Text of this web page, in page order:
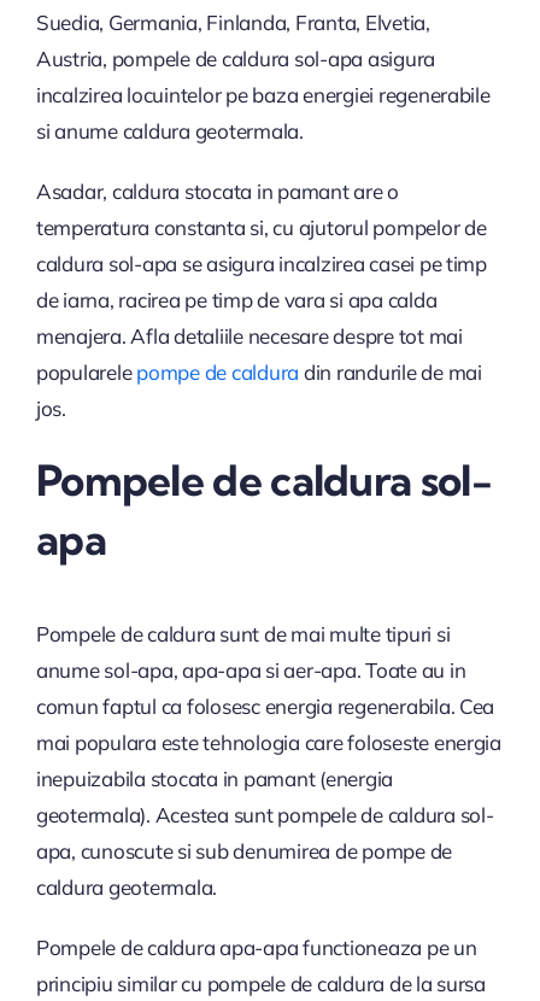
Suedia, Germania, Finlanda, Franta, Elvetia,
Austria, pompele de caldura sol-apa asigura
incalzirea locuintelor pe baza energiei regenerabile
si anume caldura geotermala.
Asadar, caldura stocata in pamant are o
temperatura constanta si, cu ajutorul pompelor de
caldura sol-apa se asigura incalzirea casei pe timp
de iarna, racirea pe timp de vara si apa calda
menajera. Afla detaliile necesare despre tot mai
popularelepompe de caldura din randurile de mai
jos.
Pompele de caldura sol-
apa
Pompele de caldura sunt de mai multe tipuri si
anume sol-apa, apa-apa si aer-apa. Toate au in
comun faptul ca folosesc energia regenerabila. Cea
mai populara este tehnologia care foloseste energia
inepuizabila stocata in pamant (energia
geotermala). Acestea sunt pompele de caldura sol-
apa, cunoscute si sub denumirea de pompe de
caldura geotermala.
Pompele de caldura apa-apa functioneaza pe un
principiu similar cu pompele de caldura de la sursa